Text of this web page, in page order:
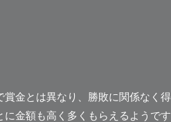
金とは異なり、勝敗に関係なく
金額も高く多くもらえるようです